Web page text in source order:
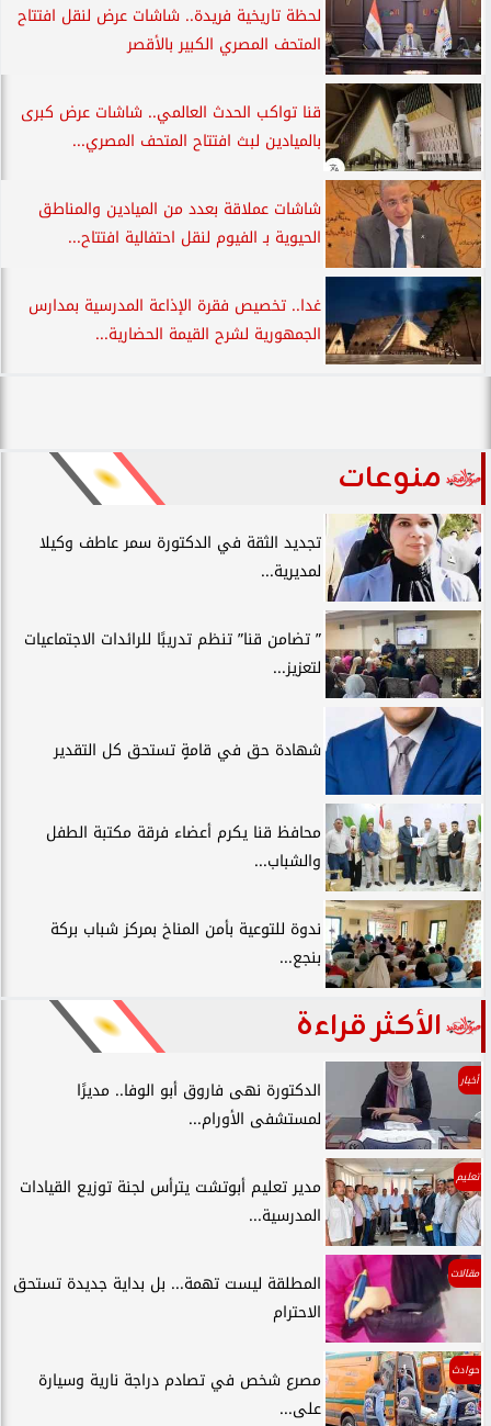
لحظة تاريخية فريدة.. شاشات عرض لنقل افتتاح
المتحف المصري الكبير بالأقصر
قنا تواكب الحدث العالمي.. شاشات عرض كبرى
بالميادين لبث افتتاح المتحف المصري...
شاشات عملاقة بعدد من الميادين والمناطق
الحيوية بـ الفيوم لنقل احتفالية افتتاح...
غدا.. تخصيص فقرة الإذاعة المدرسية بمدارس
الجمهورية لشرح القيمة الحضارية...
منوعات
تجديد الثقة في الدكتورة سمر عاطف وكيلا
لمديرية...
” تضامن قنا” تنظم تدريبًا للرائدات الاجتماعيات
لتعزيز...
شهادة حق في قامةٍ تستحق كل التقدير
محافظ قنا يكرم أعضاء فرقة مكتبة الطفل
والشباب...
ندوة للتوعية بأمن المناخ بمركز شباب بركة
بنجع...
الأكثر قراءة
أخبار
الدكتورة نهى فاروق أبو الوفا.. مديرًا
لمستشفى الأورام...
تعليم
مدير تعليم أبوتشت يترأس لجنة توزيع القيادات
المدرسية...
مقالات
المطلقة ليست تهمة... بل بداية جديدة تستحق
الاحترام
حوادث
مصرع شخص في تصادم دراجة نارية وسيارة
على...